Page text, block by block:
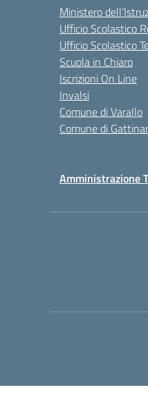
Ministero
Ufficio Scolastico
Ufficio Scolastico
Scuola in Chiaro
Iscrizioni On Line
Invalsi
Comune di Varallo
Comune di
Amministrazione